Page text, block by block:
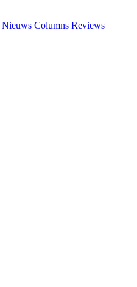
Nieuws Columns Reviews